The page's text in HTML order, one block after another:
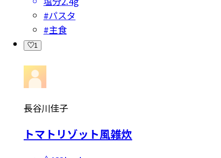
#パスタ
#主食
1
長谷川佳子
トマトリゾット風雑炊